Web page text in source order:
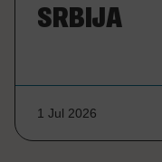
SRBIJA
1 Jul 2026